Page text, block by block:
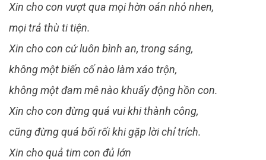
Xin cho con vượt qua mọi hờn oán nhỏ nhen,
mọi trả thù ti tiện.
Xin cho con cứ luôn bình an, trong sáng,
không một biến cố nào làm xáo trộn,
không một đam mê nào khuấy động hồn con.
Xin cho con đừng quá vui khi thành công,
cũng đừng quá bối rối khi gặp lời chỉ trích.
Xin cho quả tim con đủ lớn